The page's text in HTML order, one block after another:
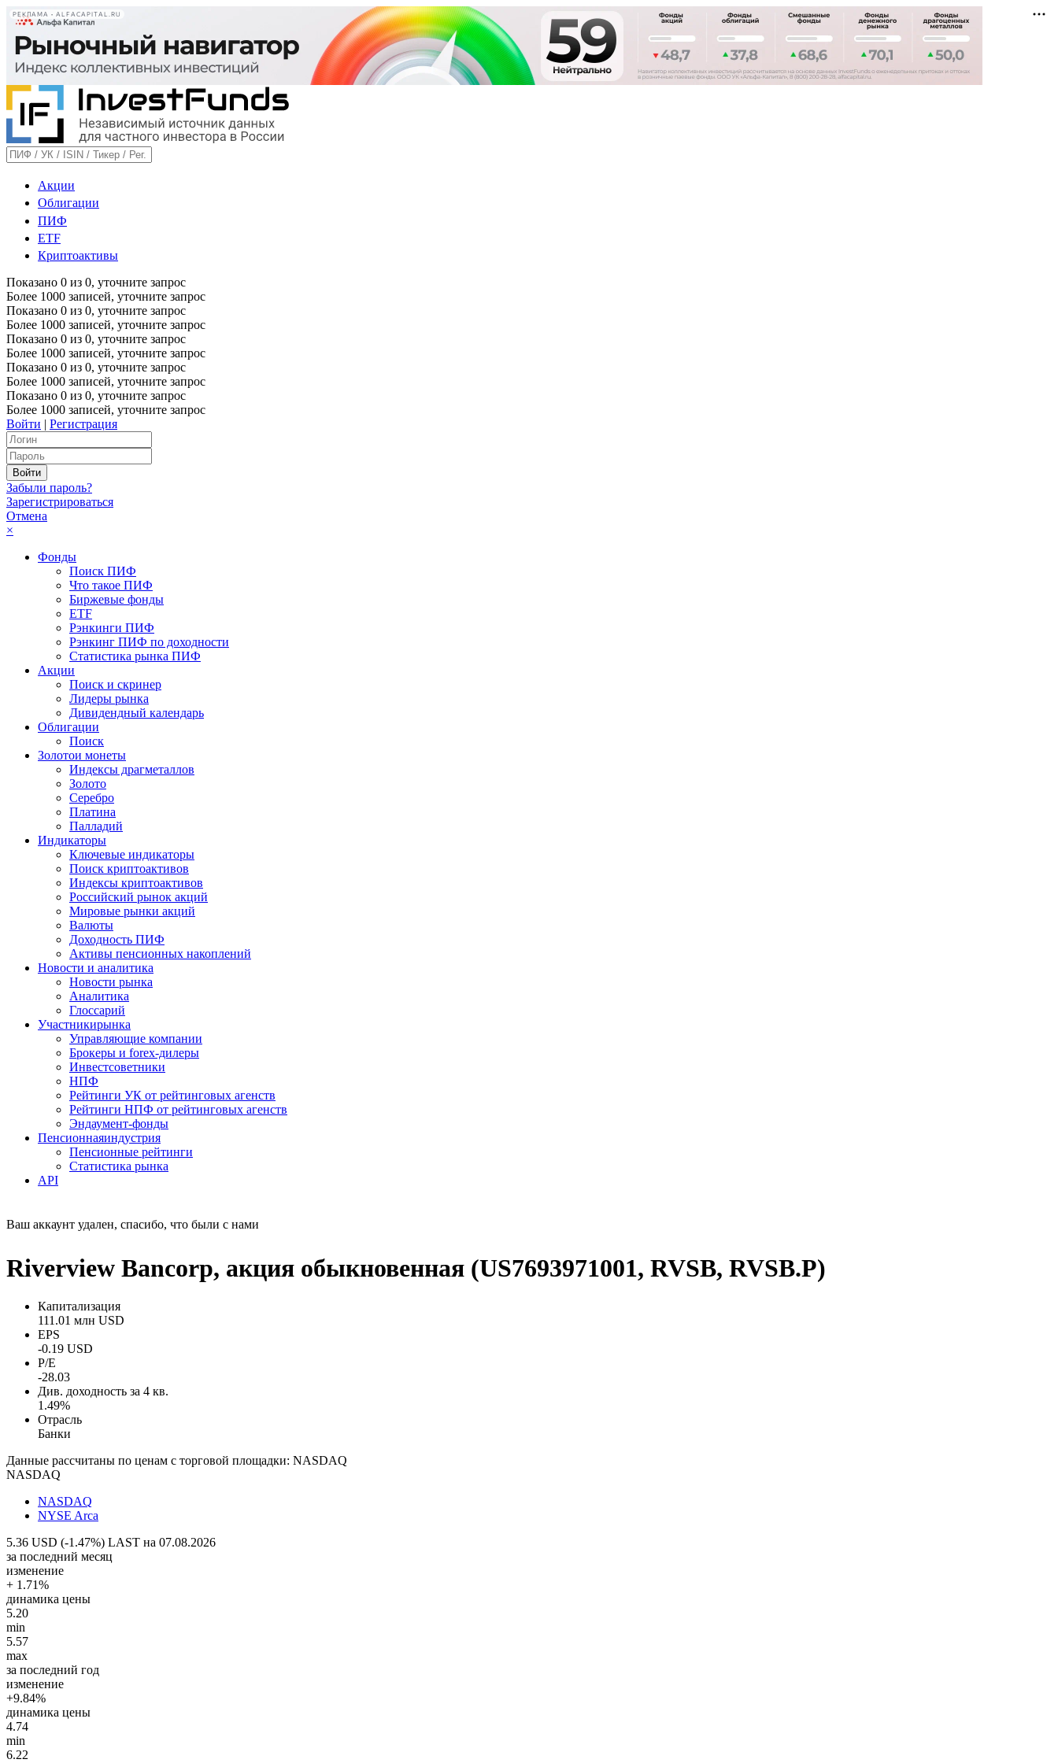
РЕКЛАМА • ALFACAPITAL.RU
Акции
Облигации
ПИФ
ETF
Криптоактивы
Показано 0 из 0, уточните запрос
Более 1000 записей, уточните запрос
Показано 0 из 0, уточните запрос
Более 1000 записей, уточните запрос
Показано 0 из 0, уточните запрос
Более 1000 записей, уточните запрос
Показано 0 из 0, уточните запрос
Более 1000 записей, уточните запрос
Показано 0 из 0, уточните запрос
Более 1000 записей, уточните запрос
Войти | Регистрация
Забыли пароль?
Зарегистрироваться
Отмена
×
Фонды
Поиск ПИФ
Что такое ПИФ
Биржевые фонды
ETF
Рэнкинги ПИФ
Рэнкинг ПИФ по доходности
Статистика рынка ПИФ
Акции
Поиск и скринер
Лидеры рынка
Дивидендный календарь
Облигации
Поиск
Золотои монеты
Индексы драгметаллов
Золото
Серебро
Платина
Палладий
Индикаторы
Ключевые индикаторы
Поиск криптоактивов
Индексы криптоактивов
Российский рынок акций
Мировые рынки акций
Валюты
Доходность ПИФ
Активы пенсионных накоплений
Новости и аналитика
Новости рынка
Аналитика
Глоссарий
Участникирынка
Управляющие компании
Брокеры и forex-дилеры
Инвестсоветники
НПФ
Рейтинги УК от рейтинговых агенств
Рейтинги НПФ от рейтинговых агенств
Эндаумент-фонды
Пенсионнаяиндустрия
Пенсионные рейтинги
Статистика рынка
API
Ваш аккаунт удален, спасибо, что были с нами
Riverview Bancorp, акция обыкновенная (US7693971001, RVSB, RVSB.P)
Капитализация
111.01 млн USD
EPS
-0.19 USD
P/E
-28.03
Див. доходность за 4 кв.
1.49%
Отрасль
Банки
Данные рассчитаны по ценам с торговой площадки: NASDAQ
NASDAQ
NASDAQ
NYSE Arca
5.36 USD (-1.47%) LAST на 07.08.2026
за последний месяц
изменение
+ 1.71%
динамика цены
5.20
min
5.57
max
за последний год
изменение
+9.84%
динамика цены
4.74
min
6.22